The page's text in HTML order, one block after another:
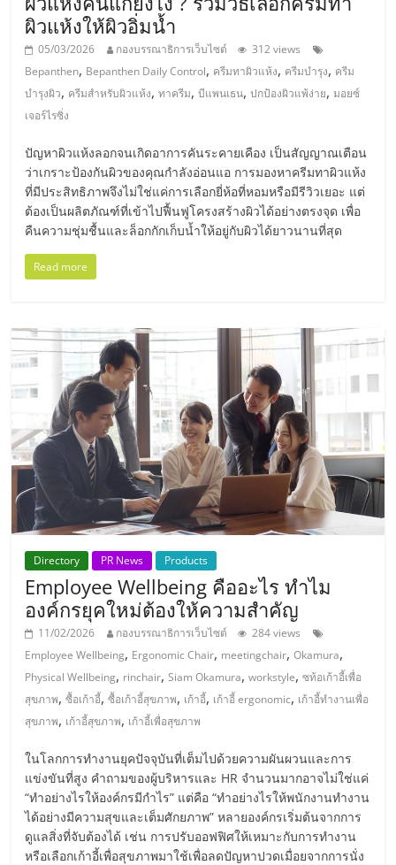
เปิด
ร้าน
ปรึกษา
ฟรี,
บริการ
พัฒนา
ระบบ
แฟ
รน
ไชส์"
"ศูนย์
รวม
ธุรกิจ
SME
แห่ง
ประเทศไทย,
ThaiSMEsCenter,
รวม
มอี
ไทย,
SMEs,
แฟ
รน
ผิวแห้งให้ผิวอิ่มน้ำ
05/03/2026 กองบรรณาธิการเว็บไซต์
312 views
Bepanthen, Bepanthen Daily Control, ครีมทาผิวแห้ง, ครีมบำรุง, ครีม
บำรุงผิว, ครีมสำหรับผิวแห้ง,ทาครีม,บีแพนเธน,ปกป้องผิวแพ้ง่าย,มอยซ์
เจอร์ไรซิ่ง
ปัญหาผิวแห้งลอกจนเกิดอาการคันระคายเคือง เป็นสัญญาณเตือน
ว่าเกราะป้องกันผิวของคุณกำลังอ่อนแอ การมองหาครีมทาผิวแห้ง
ที่มีประสิทธิภาพจึงไม่ใช่แค่การเลือกยี่ห้อที่หอมหรือมีรีวิวเยอะ แต่
ต้องเป็นผลิตภัณฑ์ที่เข้าไปฟื้นฟูโครงสร้างผิวได้อย่างตรงจุด เพื่อ
คืนความชุ่มชื้นและล็อกกักเก็บน้ำให้อยู่กับผิวได้ยาวนานที่สุด
Read more
Directory PR News Products
Employee Wellbeing คืออะไร ทำไม
องค์กรยุคใหม่ต้องให้ความสำคัญ
11/02/2026 กองบรรณาธิการเว็บไซต์
284 views
Employee Wellbeing, Ergonomic Chair, meetingchair,Okamura,
Physical Wellbeing, rinchair,Siam Okamura,workstyle,ซท้อเก้าอี้เพื่อ
สุขภาพ,ซื้อเก้าอี้,ซื้อเก้าอี้สุขภาพ, เก้าอี้, เก้าอี้ ergonomic, เก้าอี้ทำงานเพื่อ
สุขภาพ, เก้าอี้สุขภาพ, เก้าอี้เพื่อสุขภาพ
ในโลกการทำงานยุคปัจจุบันที่เต็มไปด้วยความผันผวนและการ
แข่งขันที่สูง คำถามของผู้บริหารและ HR จำนวนมากอาจไม่ใช่แค่
“ทำอย่างไรให้องค์กรมีกำไร” แต่คือ “ทำอย่างไรให้พนักงานทำงาน
ได้อย่างมีความสุขและเต็มศักยภาพ” หลายองค์กรเริ่มต้นจากการ
ดูแลสิ่งที่จับต้องได้ เช่น การปรับออฟฟิศให้เหมาะกับการทำงาน
หรือเลือกเก้าอี้เพื่อสุขภาพมาใช้เพื่อลดปัญหาปวดเมื่อยจากการนั่ง